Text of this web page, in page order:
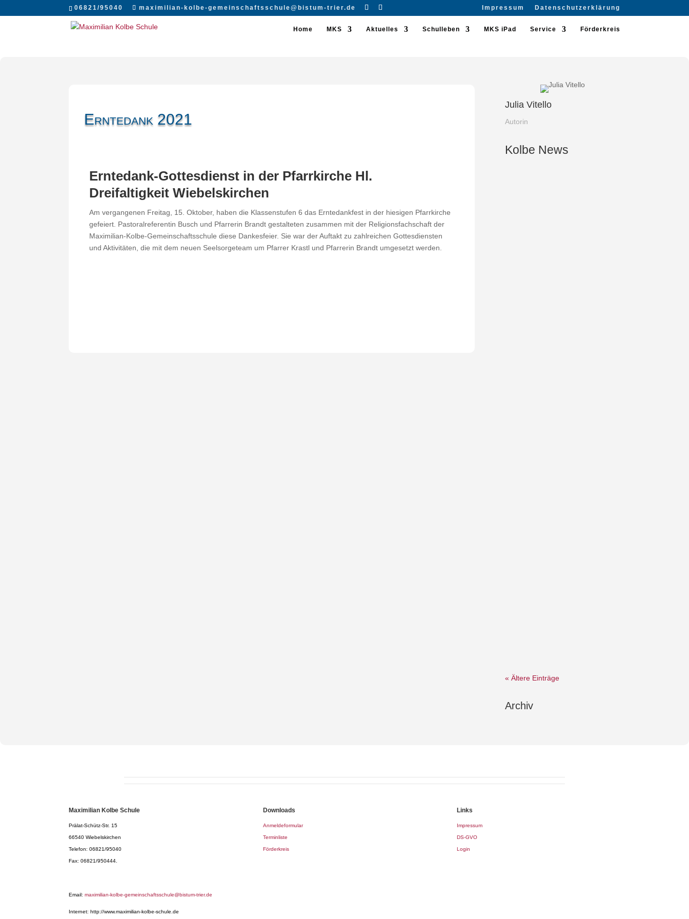
06821/95040 maximilian-kolbe-gemeinschaftsschule@bistum-trier.de Impressum Datenschutzerklärung
Home MKS Aktuelles Schulleben MKS iPad Service Förderkreis
Erntedank 2021
Erntedank-Gottesdienst in der Pfarrkirche Hl.
Dreifaltigkeit Wiebelskirchen
Am vergangenen Freitag, 15. Oktober, haben die Klassenstufen 6 das Erntedankfest in der hiesigen Pfarrkirche
gefeiert. Pastoralreferentin Busch und Pfarrerin Brandt gestalteten zusammen mit der Religionsfachschaft der
Maximilian-Kolbe-Gemeinschaftsschule diese Dankesfeier. Sie war der Auftakt zu zahlreichen Gottesdiensten
und Aktivitäten, die mit dem neuen Seelsorgeteam um Pfarrer Krastl und Pfarrerin Brandt umgesetzt werden.
Julia Vitello
Autorin
Kolbe News
« Ältere Einträge
Archiv
Maximilian Kolbe Schule
Prälat-Schütz-Str. 15
66540 Wiebelskirchen
Telefon: 06821/95040
Fax: 06821/950444.
Email:maximilian-kolbe-gemeinschaftsschule@bistum-trier.de
Internet: http://www.maximilian-kolbe-schule.de
Downloads
Anmeldeformular
Terminliste
Förderkreis
Links
Impressum
DS-GVO
Login